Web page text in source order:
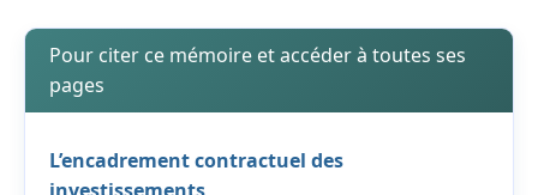
Pour citer ce mémoire et accéder à toutes ses
pages
L’encadrement contractuel des